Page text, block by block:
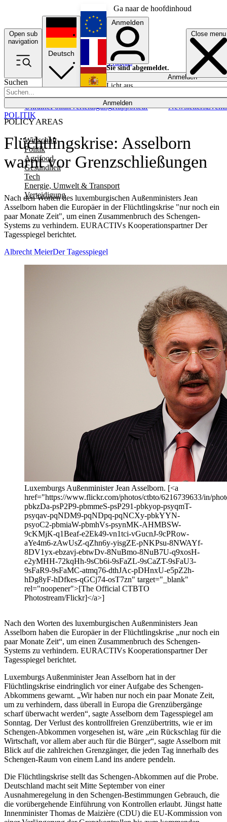
Ga naar de hoofdinhoud
Open sub
navigation
Close menu
Suchen
Anmelden
POLICY AREAS
Wirtschaft
Politik
Agrifood
Gesundheit
Tech
Energie, Umwelt & Transport
Verteidigung
UkrainePolitikVerteidigungRapporteur NewslettersEvents
Deutsch
English
Français
Anmelden
Sie sind abgemeldet.
Anmelden
Licht aus
Flüchtlingskrise: Asselborn
warnt vor Grenzschließungen
Nach den Worten des luxemburgischen Außenministers Jean
Asselborn haben die Europäer in der Flüchtlingskrise "nur noch ein
paar Monate Zeit", um einen Zusammenbruch des Schengen-
Systems zu verhindern. EURACTIVs Kooperationspartner Der
Tagesspiegel berichtet.
POLITIK
Albrecht MeierDer Tagesspiegel
Luxemburgs Außenminister Jean Asselborn. [<a
href="https://www.flickr.com/photos/ctbto/6216739633/in/
pbkzDa-psP2P9-pbmmeS-psP291-pbkyop-psyqmT-
psyqav-pqNDM9-pqNDpq-pqNCXy-pbkYYN-
psyoC2-pbmiaW-pbmhVs-psynMK-AHMBSW-
9cKMjK-q1Beaf-e2Ek49-vn1tci-vGucnJ-9cPRow-
aYe4m6-zAwUsZ-qZhn6y-yisgZE-pNKPsu-8NWAYf-
8DV1yx-ebzavj-ebtwDv-8NuBmo-8NuB7U-q9xosH-
e2yMHH-72kqHh-9sCb6i-9sFaZL-9sCaZT-9sFaU3-
9sFaR9-9sFaMC-atmq76-dthJAc-pDHnxU-e5pZ2h-
hDg8yF-hDfkes-qGCj74-osT7zn" target="_blank"
rel="noopener">[The Official CTBTO
Photostream/Flickr]</a>]
Nach den Worten des luxemburgischen Außenministers Jean
Asselborn haben die Europäer in der Flüchtlingskrise „nur noch ein
paar Monate Zeit“, um einen Zusammenbruch des Schengen-
Systems zu verhindern. EURACTIVs Kooperationspartner Der
Tagesspiegel berichtet.
Luxemburgs Außenminister Jean Asselborn hat in der
Flüchtlingskrise eindringlich vor einer Aufgabe des Schengen-
Abkommens gewarnt. „Wir haben nur noch ein paar Monate Zeit,
um zu verhindern, dass überall in Europa die Grenzübergänge
scharf überwacht werden“, sagte Asselborn dem Tagesspiegel am
Sonntag. Der Verlust des kontrollfreien Grenzübertritts, wie er im
Schengen-Abkommen vorgesehen ist, wäre „ein Rückschlag für die
Wirtschaft, vor allem aber auch für die Bürger“, sagte Asselborn mit
Blick auf die zahlreichen Grenzgänger, die jeden Tag innerhalb des
Schengen-Raum von einem Land ins andere pendeln.
Die Flüchtlingskrise stellt das Schengen-Abkommen auf die Probe.
Deutschland macht seit Mitte September von einer
Ausnahmeregelung in den Schengen-Bestimmungen Gebrauch, die
die vorübergehende Einführung von Kontrollen erlaubt. Jüngst hatte
Innenminister Thomas de Maizière (CDU) die EU-Kommission von